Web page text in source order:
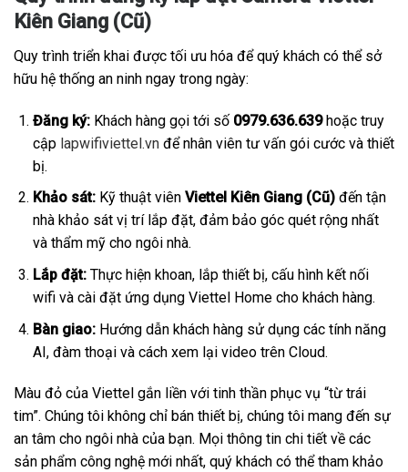
Kiên Giang (Cũ)
Quy trình triển khai được tối ưu hóa để quý khách có thể sở
hữu hệ thống an ninh ngay trong ngày:
Đăng ký:Khách hàng gọi tới số 0979.636.639hoặc truy
cập lapwifiviettel.vnđể nhân viên tư vấn gói cước và thiết
bị.
Khảo sát:Kỹ thuật viên Viettel Kiên Giang (Cũ)đến tận
nhà khảo sát vị trí lắp đặt, đảm bảo góc quét rộng nhất
và thẩm mỹ cho ngôi nhà.
Lắp đặt:Thực hiện khoan, lắp thiết bị, cấu hình kết nối
wifi và cài đặt ứng dụng Viettel Home cho khách hàng.
Bàn giao:Hướng dẫn khách hàng sử dụng các tính năng
AI, đàm thoại và cách xem lại video trên Cloud.
Màu đỏ của Viettel gắn liền với tinh thần phục vụ “từ trái
tim”. Chúng tôi không chỉ bán thiết bị, chúng tôi mang đến sự
an tâm cho ngôi nhà của bạn. Mọi thông tin chi tiết về các
sản phẩm công nghệ mới nhất, quý khách có thể tham khảo